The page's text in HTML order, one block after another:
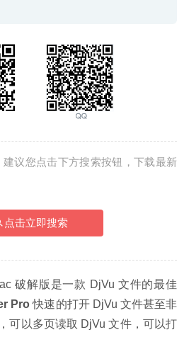
议您点击下方搜索按钮，下载最新
点击立即搜索
破解版是一款 DjVu 文件的最佳
Pro 快速的打开 DjVu 文件甚至非
可以多页读取 DjVu 文件，可以打